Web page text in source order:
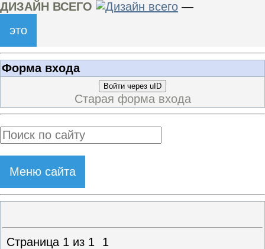
ДИЗАЙН ВСЕГО
—
это
Форма входа
Войти через uID
Старая форма входа
Меню сайта
Страница 1 из 1
1